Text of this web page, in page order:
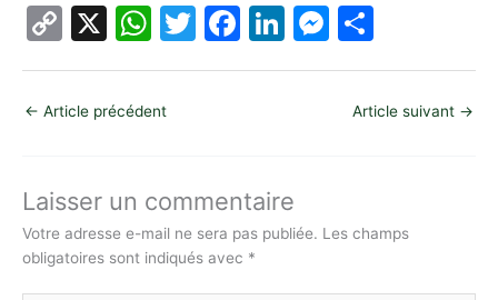
C
o
p
y
n
k
X
W
h
at
s
p
p
T
w
F
a
o
o
k
Li
n
n
M
e
g
ar
ta
g
← Article précédent Article suivant →
Laisser un commentaire
Votre adresse e-mail ne sera pas publiée. Les champs
obligatoires sont indiqués avec *